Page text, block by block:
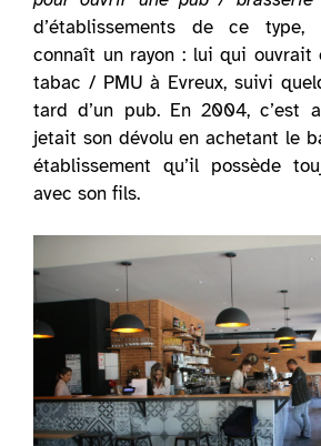
d’établissements de ce
connaît un rayon : lui qui
tabac / PMU à Evreux, suivi
tard d’un pub. En 2004, c’est
jetait son dévolu en achetant le
établissement qu’il possède
avec son fils.